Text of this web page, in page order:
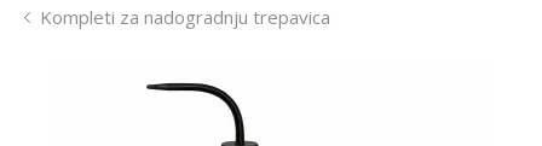
Kompleti za nadogradnju trepavica